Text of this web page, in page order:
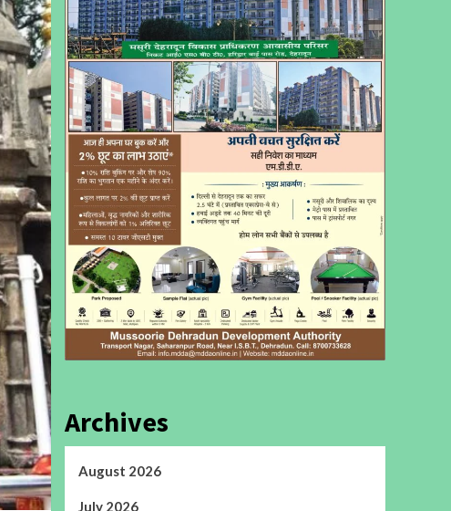
Archives
August 2026
July 2026